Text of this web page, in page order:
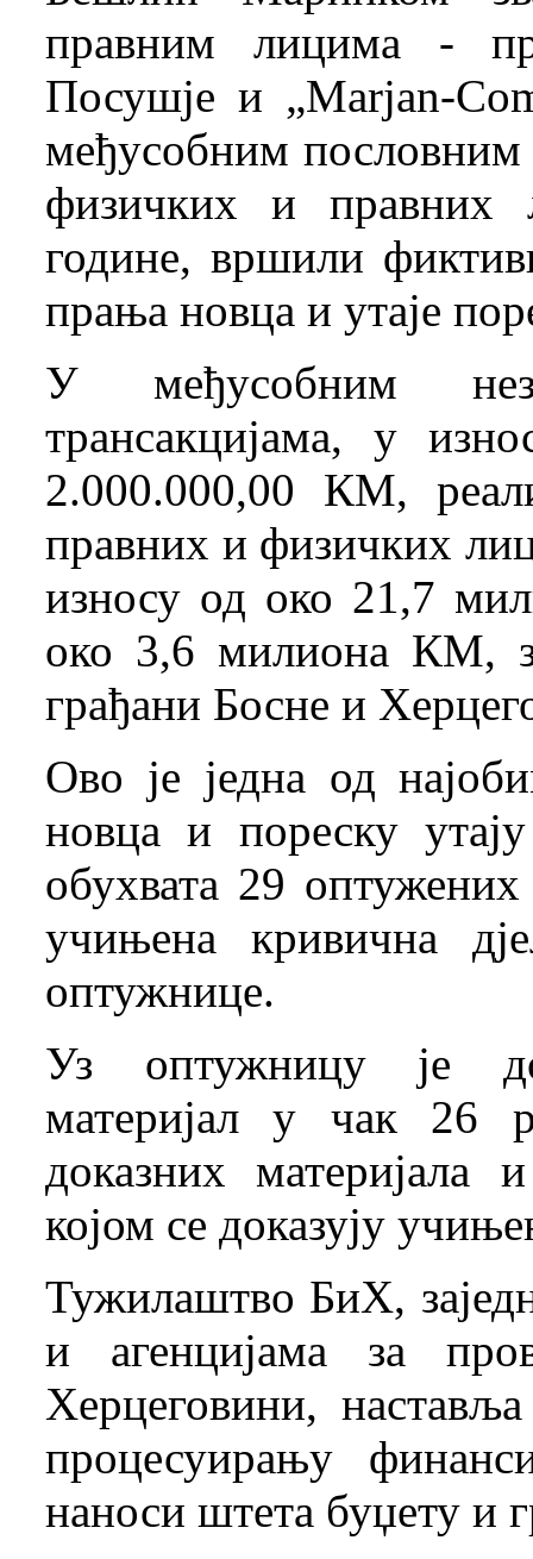
правним лицима -
Посушје и „Marjan-
међусобним пословним
физичких и
године, вршили
прања новца и утаје
У међусобним
трансакцијама, у
2.000.000,00 КМ,
правних и физичких
износу од око 21,7
око 3,6 милиона КМ,
грађани Босне и
Ово је једна од
новца и пореску
обухвата 29
учињена кривична
оптужнице.
Уз оптужницу је
материјал у чак 26
доказних материјала
којом се доказују
Тужилаштво БиХ,
и агенцијама за
Херцеговини,
процесуирању
наноси штета буџету и